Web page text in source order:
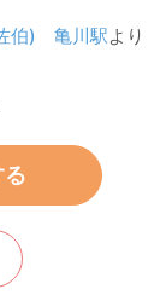
伯)
亀川駅より